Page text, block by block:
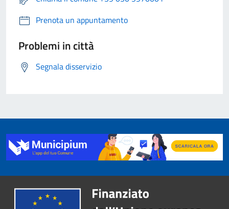
Prenota un appuntamento
Problemi in città
Segnala disservizio